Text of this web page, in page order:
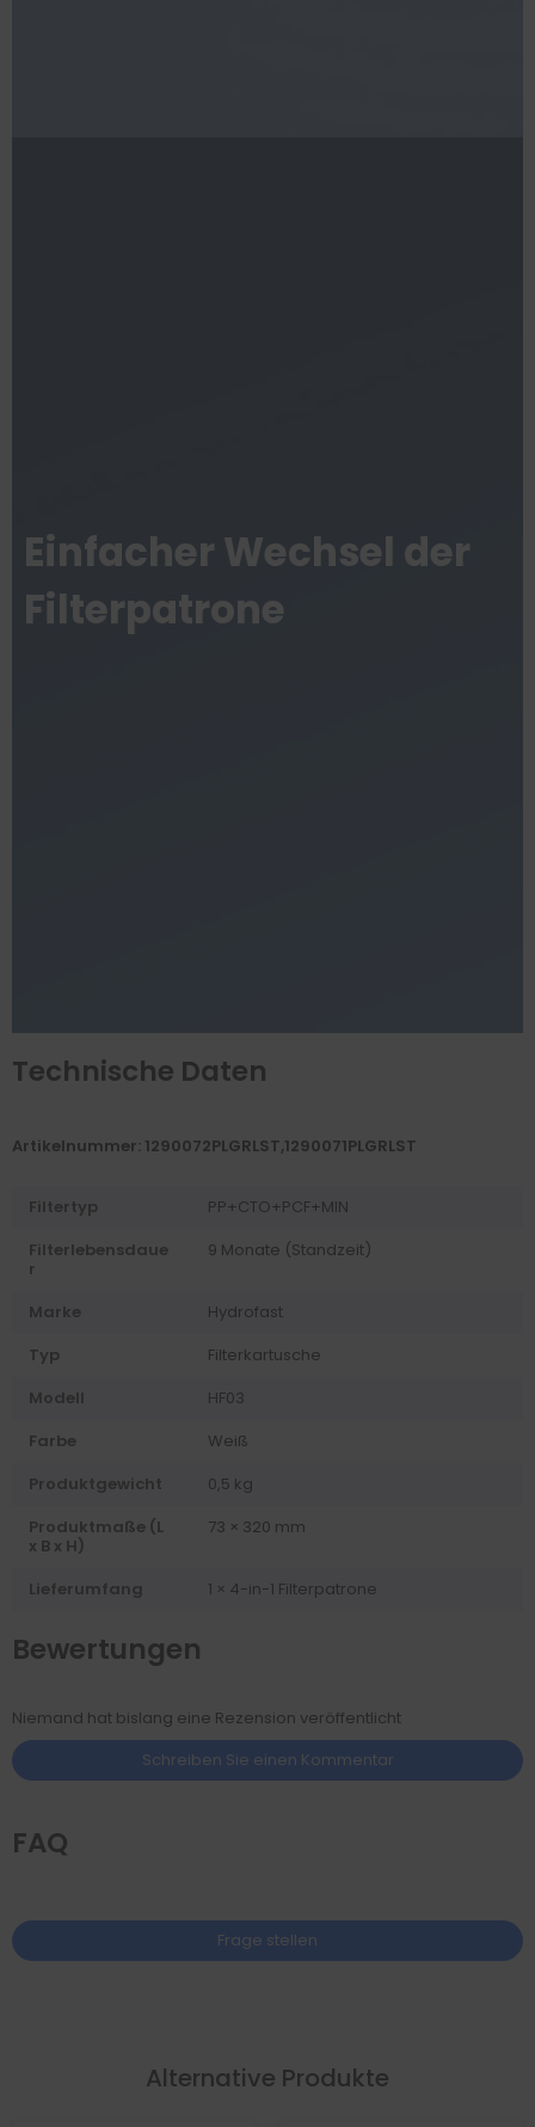
Einfacher Wechsel der
Filterpatrone
Technische Daten
Artikelnummer: 1290072PLGRLST,1290071PLGRLST
Filtertyp
PP+CTO+PCF+MIN
Filterlebensdaue
r
9 Monate (Standzeit)
Marke
Hydrofast
Typ
Filterkartusche
Modell
HF03
Farbe
Weiß
Produktgewicht
0,5 kg
Produktmaße (L
x B x H)
73 × 320 mm
Lieferumfang 1 × 4-in-1 Filterpatrone
Bewertungen
Niemand hat bislang eine Rezension veröffentlicht
Schreiben Sie einen Kommentar
FAQ
Frage stellen
Alternative Produkte